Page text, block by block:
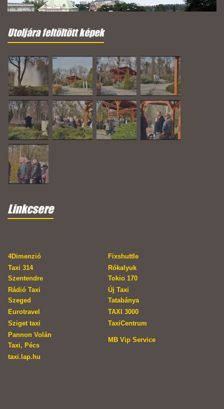
Utoljára feltöltött képek
Linkcsere
4Dimenzió
Fixshuttle
Taxi 314
Szentendre
Rókalyuk
Tokio 170
Rádió Taxi
Szeged
Új Taxi
Tatabánya
Eurotravel
TAXI 3000
Sziget taxi
TaxiCentrum
Pannon Volán
Taxi, Pécs
MB Vip Service
taxi.lap.hu